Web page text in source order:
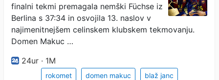
finalni tekmi premagala nemški Füchse iz
Berlina s 37:34 in osvojila 13. naslov v
najimenitnejšem celinskem klubskem tekmovanju.
Domen Makuc …
24ur · 1M
rokomet domen makuc blaž janc